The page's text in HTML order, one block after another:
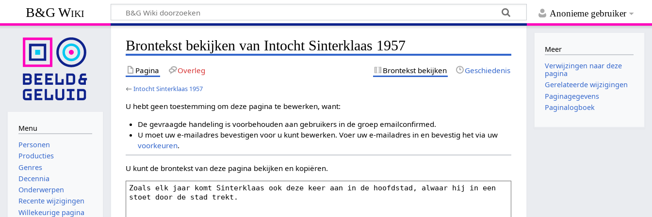
Anonieme gebruiker
B&G Wiki
Brontekst bekijken van Intocht Sinterklaas 1957
Pagina Overleg Brontekst bekijken Geschiedenis
←Intocht Sinterklaas 1957
U hebt geen toestemming om deze pagina te bewerken, want:
De gevraagde handeling is voorbehouden aan gebruikers in de groep emailconfirmed.
U moet uw e-mailadres bevestigen voor u kunt bewerken. Voer uw e-mailadres in en bevestig het via uw
voorkeuren.
U kunt de brontekst van deze pagina bekijken en kopiëren.
Menu
Personen
Producties
Genres
Decennia
Onderwerpen
Recente wijzigingen
Willekeurige pagina
Meer
Verwijzingen naar deze
pagina
Gerelateerde wijzigingen
Paginagegevens
Paginalogboek